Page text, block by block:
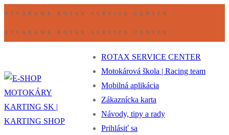
Preskočiť
Ponuka
Zavrieť
OTVÁRAME ROTAX SERVICE CENTER !
OTVÁRAME ROTAX SERVICE CENTER !
ROTAX SERVICE CENTER
Motokárová škola | Racing team
Mobilná aplikácia
Zákaznícka karta
Návody, tipy a rady
Prihlásiť sa